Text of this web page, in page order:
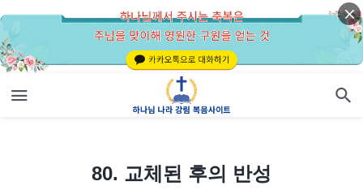
80. 교체된 후의 반성